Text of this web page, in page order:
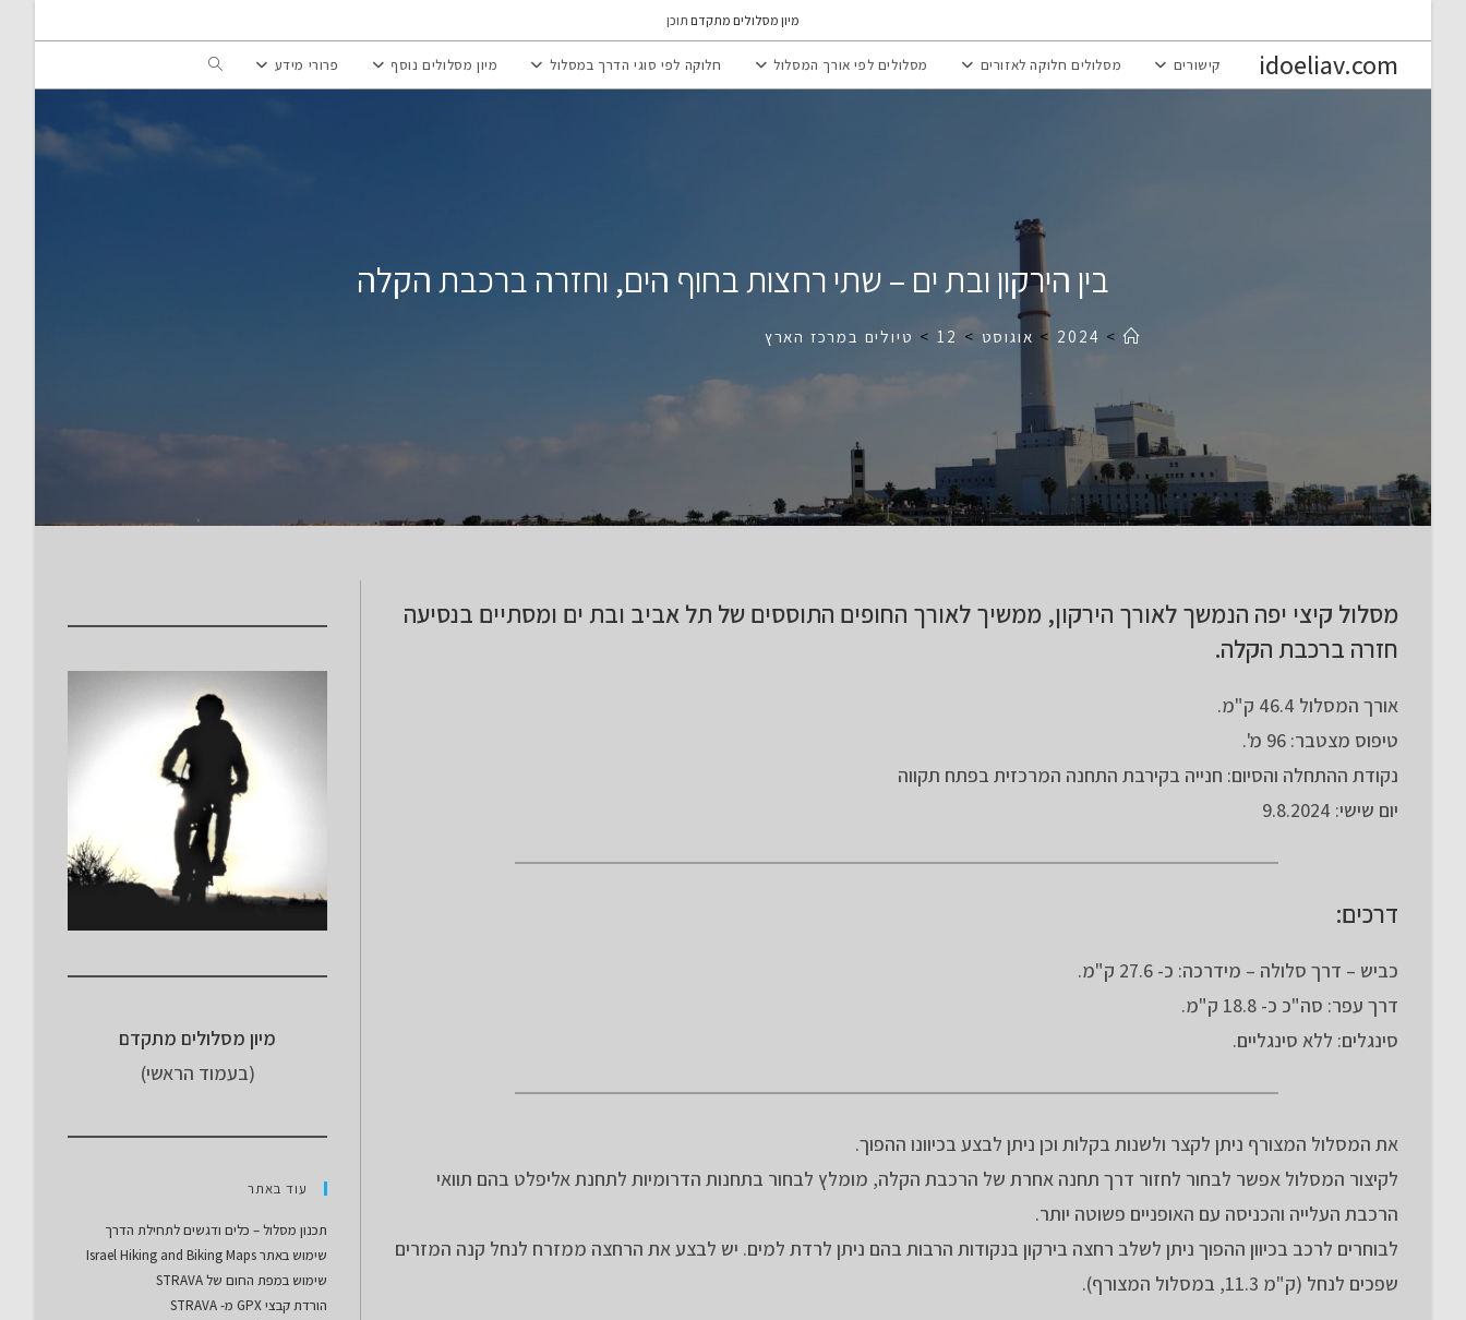
מיון מסלולים מתקדם תוכן
idoeliav.com קישורים מסלולים חלוקה לאזורים מסלולים לפי אורך המסלול חלוקה לפי סוגי הדרך במסלול מיון מסלולים נוסף פרורי מידע Toggle
בין הירקון ובת ים – שתי רחצות בחוף הים, וחזרה ברכבת הקלה
>
2024
> אוגוסט >
12
> טיולים במרכז הארץ
מסלול קיצי יפה הנמשך לאורך הירקון, ממשיך לאורך החופים התוססים של תל אביב ובת ים ומסתיים בנסיעה
חזרה ברכבת הקלה.
אורך המסלול 46.4 ק"מ.
טיפוס מצטבר: 96 מ'.
נקודת ההתחלה והסיום: חנייה בקירבת התחנה המרכזית בפתח תקווה
יום שישי: 9.8.2024
דרכים:
כביש – דרך סלולה – מידרכה: כ- 27.6 ק"מ.
דרך עפר: סה"כ כ- 18.8 ק"מ.
סינגלים: ללא סינגליים.
את המסלול המצורף ניתן לקצר ולשנות בקלות וכן ניתן לבצע בכיוונו ההפוך.
לקיצור המסלול אפשר לבחור לחזור דרך תחנה אחרת של הרכבת הקלה, מומלץ לבחור בתחנות הדרומיות לתחנת אליפלט בהם תוואי
הרכבת העלייה והכניסה עם האופניים פשוטה יותר.
לבוחרים לרכב בכיוון ההפוך ניתן לשלב רחצה בירקון בנקודות הרבות בהם ניתן לרדת למים. יש לבצע את הרחצה ממזרח לנחל קנה המזרים
שפכים לנחל (ק"מ 11.3, במסלול המצורף).
מיון מסלולים מתקדם
(בעמוד הראשי)
עוד באתר
תכנון מסלול – כלים ודגשים לתחילת הדרך
שימוש באתר Israel Hiking and Biking Maps
שימוש במפת החום של STRAVA
הורדת קבצי GPX מ- STRAVA